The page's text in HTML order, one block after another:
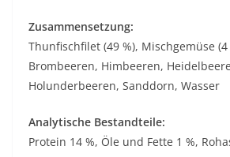
Zusammensetzung:
Thunfischfilet (49 %), Mischgemüse
Brombeeren, Himbeeren,
Holunderbeeren, Sanddorn, Wasser
Analytische Bestandteile:
Protein 14 %, Öle und Fette 1 %,